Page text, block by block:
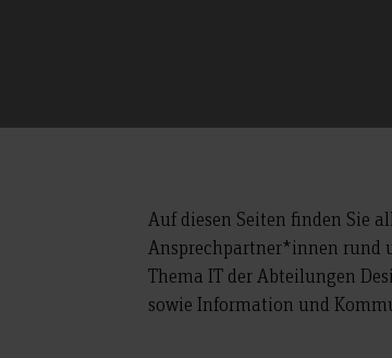
Auf diesen Seiten finden Sie
Ansprechpartner*innen rund
Thema IT der Abteilungen
sowie Information und